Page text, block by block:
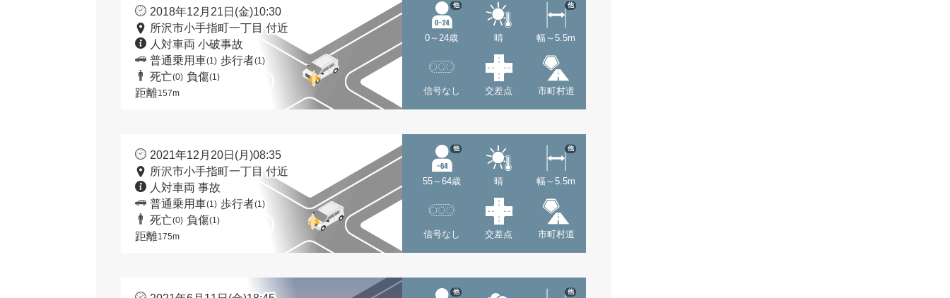
2018年12月21日(金)10:30
所沢市小手指町一丁目 付近
人対車両 小破事故
普通乗用車(1) 歩行者(1)
死亡(0) 負傷(1)
距離157m
0～24歳
他
晴 幅～5.5m
他
信号なし 交差点 市町村道
2021年12月20日(月)08:35
所沢市小手指町一丁目 付近
人対車両 事故
普通乗用車(1) 歩行者(1)
死亡(0) 負傷(1)
距離175m
55～64歳
他
晴 幅～5.5m
他
信号なし 交差点 市町村道
他 他